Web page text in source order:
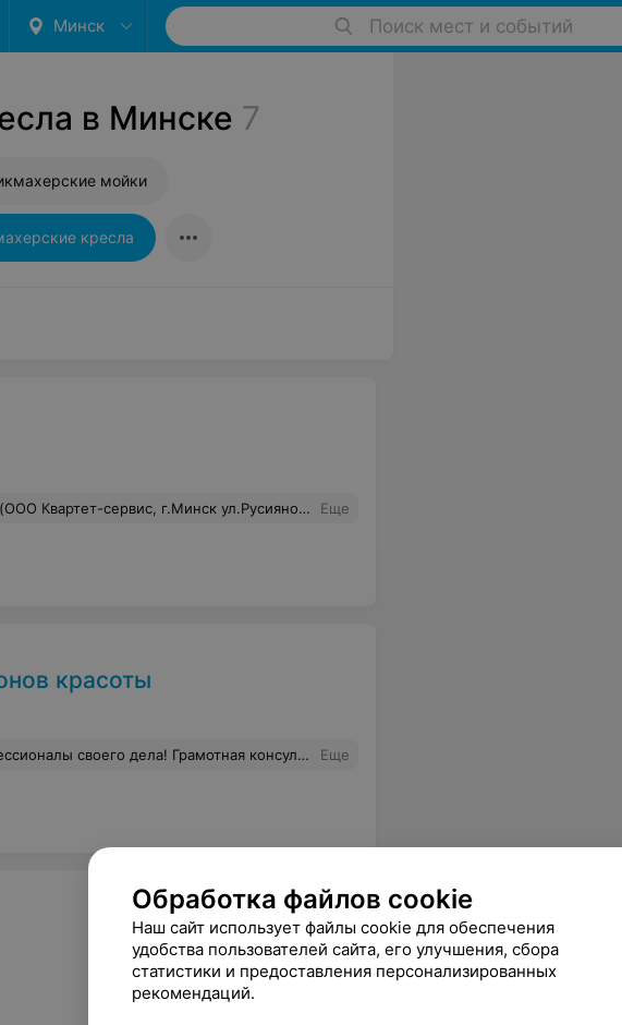
Минск Поиск мест и событий
в Минске 7
мойки
кресла
сервис, г.Минск ул.Русиянова 7а,2этаж Еще
красоты
всё чётко в назначенные сроки. Спасибо большое, процветания и благодарных клиентов! Очень рекомендую! Еще
Обработка файлов cookie
Наш сайт использует файлы cookie для обеспечения
удобства пользователей сайта, его улучшения, сбора
статистики и предоставления персонализированных
рекомендаций.